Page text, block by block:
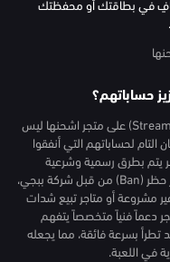
في بطاقتك أو محفظتك
حساباتهم؟
يعتمد اللاعبون المحترفون وصناع المحتوى (Streamers) على متجر اشحنها ليس
لحساباتهم التي أنفقوا
يتم بطرق رسمية وشرعية
100%، مما يعني أن الحساب لا يتعرض لأي خطر حظر (Ban) من قبل شركة ببجي،
مشروعة أو متاجر تبيع شدات
دعماً فنياً متخصصاً يتفهم
تطرأ بسرعة فائقة، مما يجعله
في اللعبة.